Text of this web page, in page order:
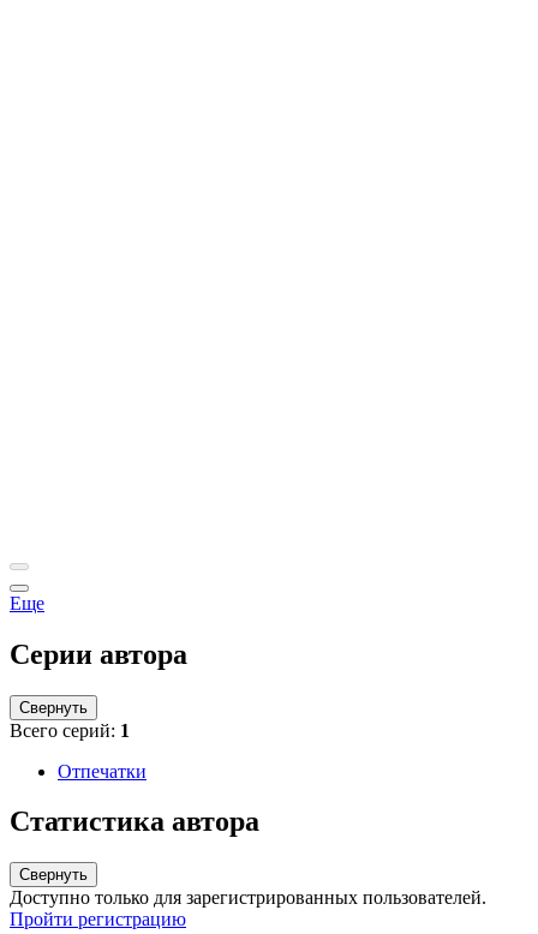
Еще
Серии автора
Свернуть
Всего серий: 1
Отпечатки
Статистика автора
Свернуть
Доступно только для зарегистрированных пользователей.
Пройти регистрацию